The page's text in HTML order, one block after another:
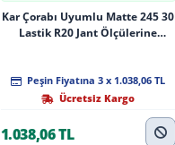
Kar Çorabı Uyumlu Matte 245 30
Lastik R20 Jant Ölçülerine
Peşin Fiyatına 3 x 1.038,06 TL
Ücretsiz Kargo
1.038,06 TL